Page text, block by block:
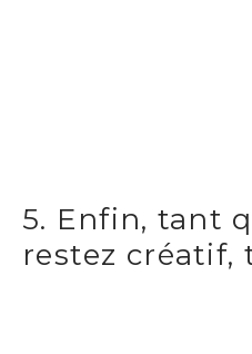
5. Enfin, tant
restez créatif,